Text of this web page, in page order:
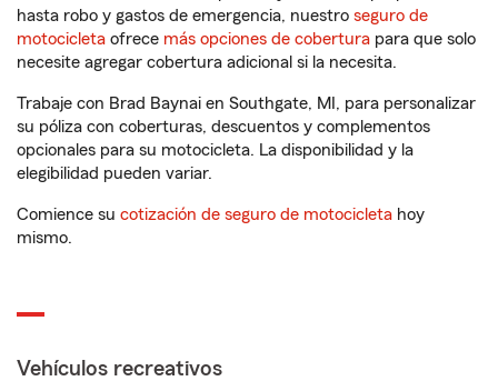
hasta robo y gastos de emergencia, nuestro seguro de
motocicleta ofrece más opciones de cobertura para que solo
necesite agregar cobertura adicional si la necesita.
Trabaje con Brad Baynai en Southgate, MI, para personalizar
su póliza con coberturas, descuentos y complementos
opcionales para su motocicleta. La disponibilidad y la
elegibilidad pueden variar.
Comience su cotización de seguro de motocicleta hoy
mismo.
Vehículos recreativos